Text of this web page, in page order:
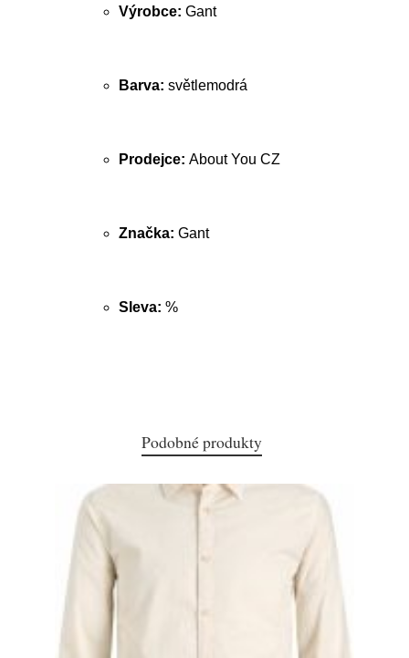
Výrobce: Gant
Barva: světlemodrá
Prodejce: About You CZ
Značka: Gant
Sleva: %
Podobné produkty